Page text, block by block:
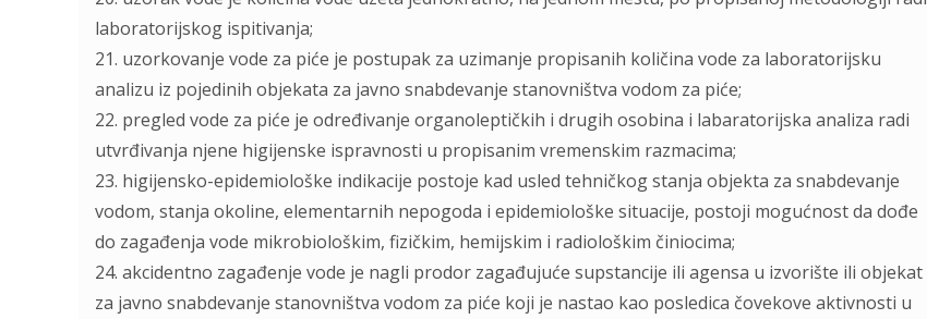
laboratorijskog ispitivanja;
21. uzorkovanje vode za piće je postupak za uzimanje propisanih količina vode za laboratorijsku
analizu iz pojedinih objekata za javno snabdevanje stanovništva vodom za piće;
22. pregled vode za piće je određivanje organoleptičkih i drugih osobina i labaratorijska analiza radi
utvrđivanja njene higijenske ispravnosti u propisanim vremenskim razmacima;
23. higijensko-epidemiološke indikacije postoje kad usled tehničkog stanja objekta za snabdevanje
vodom, stanja okoline, elementarnih nepogoda i epidemiološke situacije, postoji mogućnost da dođe
do zagađenja vode mikrobiološkim, fizičkim, hemijskim i radiološkim činiocima;
24. akcidentno zagađenje vode je nagli prodor zagađujuće supstancije ili agensa u izvorište ili objekat
za javno snabdevanje stanovništva vodom za piće koji je nastao kao posledica čovekove aktivnosti u